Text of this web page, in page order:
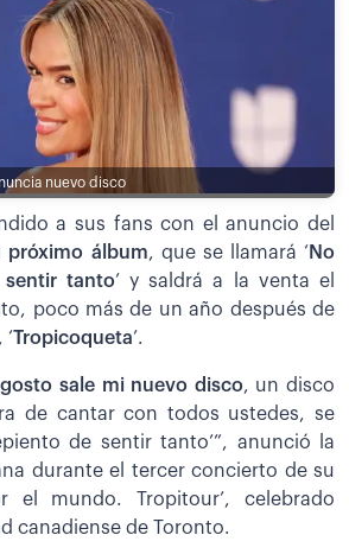
nuevo disco
a sus fans con el anuncio del
próximo álbum, que se llamará ‘ No
sentir tanto’ y saldrá a la venta el
poco más de un año después de
Tropicoqueta’.
sale mi nuevo disco, un disco
de cantar con todos ustedes, se
de sentir tanto’”, anunció la
durante el tercer concierto de su
el mundo. Tropitour’, celebrado
canadiense de Toronto.